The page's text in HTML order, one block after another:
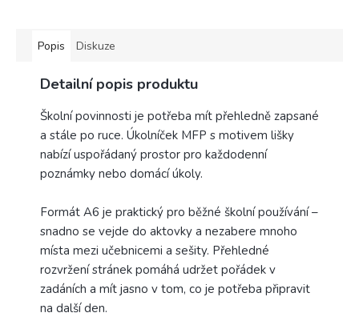
Popis Diskuze
Detailní popis produktu
Školní povinnosti je potřeba mít přehledně zapsané
a stále po ruce. Úkolníček MFP s motivem lišky
nabízí uspořádaný prostor pro každodenní
poznámky nebo domácí úkoly.
Formát A6 je praktický pro běžné školní používání –
snadno se vejde do aktovky a nezabere mnoho
místa mezi učebnicemi a sešity. Přehledné
rozvržení stránek pomáhá udržet pořádek v
zadáních a mít jasno v tom, co je potřeba připravit
na další den.